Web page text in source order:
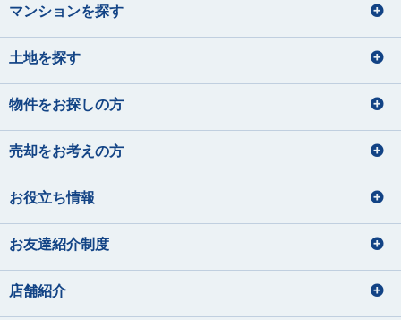
マンションを探す
土地を探す
物件をお探しの方
売却をお考えの方
お役立ち情報
お友達紹介制度
店舗紹介